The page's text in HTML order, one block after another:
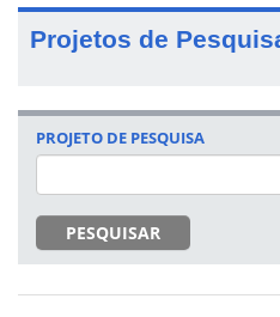
Projetos de
PROJETO DE PESQUISA
PESQUISAR